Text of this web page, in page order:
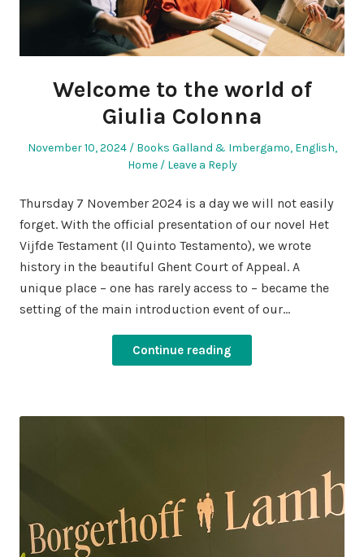
Welcome to the world of
Giulia Colonna
Posted
November 10, 2024
Posted
in
Books Galland & Imbergamo, English,
Home
Leave a Reply
Thursday 7 November 2024 is a day we will not easily
forget. With the official presentation of our novel Het
Vijfde Testament (Il Quinto Testamento), we wrote
history in the beautiful Ghent Court of Appeal. A
unique place – one has rarely access to – became the
setting of the main introduction event of our…
Continue reading